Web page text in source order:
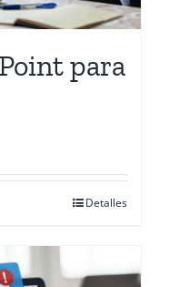
para
Detalles